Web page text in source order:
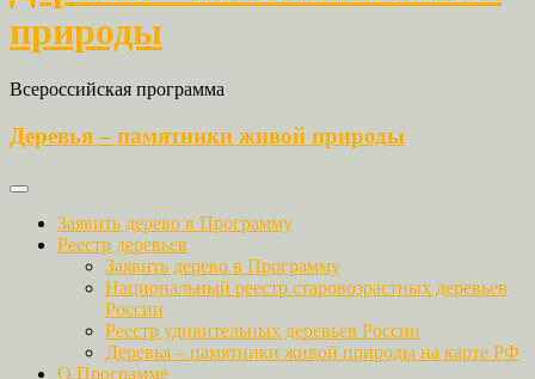
природы
Всероссийская программа
Деревья – памятники живой природы
Заявить дерево в Программу
Реестр деревьев
Заявить дерево в Программу
Национальный реестр старовозрастных деревьев
России
Реестр удивительных деревьев России
Деревья – памятники живой природы на карте РФ
О Программе